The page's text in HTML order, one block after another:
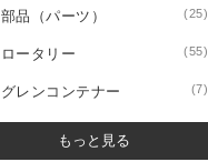
部品（パーツ） (25)
ロータリー (55)
グレンコンテナー (7)
もっと見る